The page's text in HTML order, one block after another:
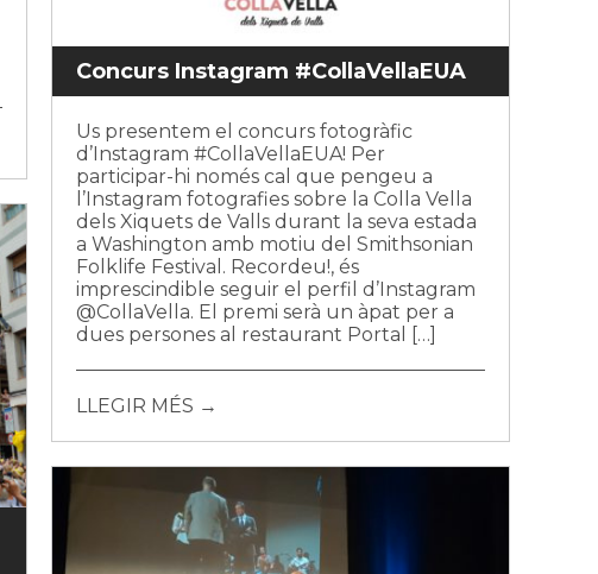
Concurs Instagram #CollaVellaEUA
Us presentem el concurs fotogràfic
d’Instagram #CollaVellaEUA! Per
participar-hi només cal que pengeu a
l’Instagram fotografies sobre la Colla Vella
dels Xiquets de Valls durant la seva estada
a Washington amb motiu del Smithsonian
Folklife Festival. Recordeu!, és
imprescindible seguir el perfil d’Instagram
@CollaVella. El premi serà un àpat per a
dues persones al restaurant Portal […]
LLEGIR MÉS →